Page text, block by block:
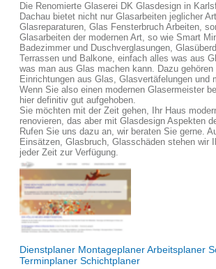
Die Renomierte Glaserei DK Glasdesign in
Dachau bietet nicht nur Glasarbeiten jeglicher
Glasreparaturen, Glas Fensterbruch Arbeiten,
Glasarbeiten der modernen Art, so wie Smart
Badezimmer und Duschverglasungen,
Terrassen und Balkone, einfach alles was aus
was man aus Glas machen kann. Dazu gehören
Einrichtungen aus Glas, Glasvertäfelungen und
Wenn Sie also einen modernen Glasermeister
hier definitiv gut aufgehoben.
Sie möchten mit der Zeit gehen, Ihr Haus
renovieren, das aber mit Glasdesign Aspekten
Rufen Sie uns dazu an, wir beraten Sie gerne.
Einsätzen, Glasbruch, Glasschäden stehen wir
jeder Zeit zur Verfügung.
Dienstplaner Montageplaner Arbeitsplaner
Terminplaner Schichtplaner